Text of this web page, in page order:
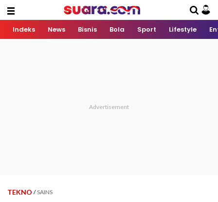
Indeks News Bisnis Bola Sport Lifestyle
TEKNO / SAINS